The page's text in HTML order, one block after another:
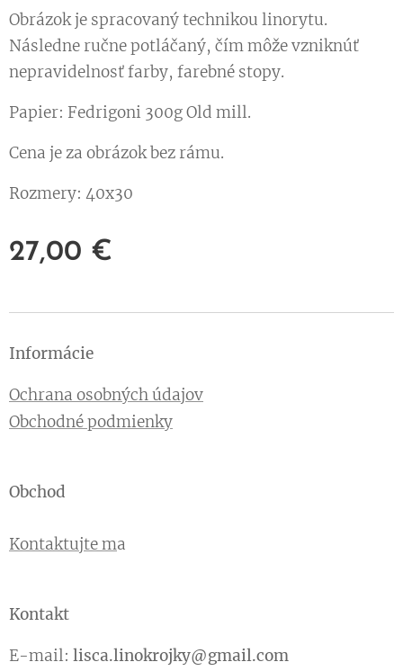
Obrázok je spracovaný technikou linorytu.
Následne ručne potláčaný, čím môže vzniknúť
nepravidelnosť farby, farebné stopy.
Papier: Fedrigoni 300g Old mill.
Cena je za obrázok bez rámu.
Rozmery: 40x30
27,00 €
Informácie
Ochrana osobných údajov
Obchodné podmienky
Obchod
Kontaktujte ma
Kontakt
E-mail: lisca.linokrojky@gmail.com